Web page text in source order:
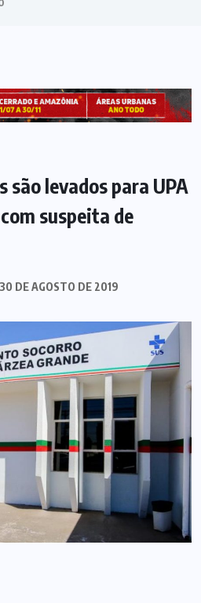
são levados para UPA
suspeita de
30 DE AGOSTO DE 2019